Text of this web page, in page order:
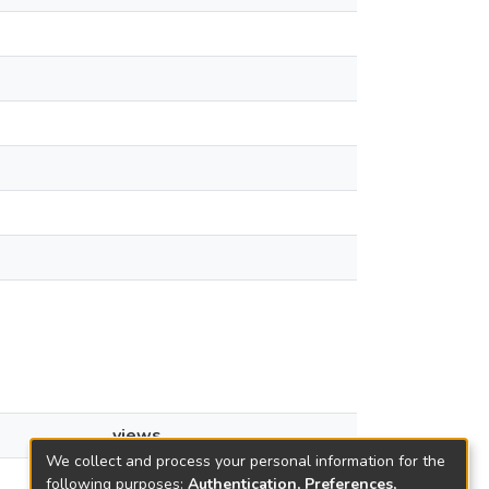
views
8
We collect and process your personal information for the
following purposes: Authentication, Preferences,